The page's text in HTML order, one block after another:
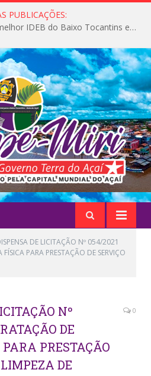
PUBLICAÇÕES:
Igarapé-Miri conquista o melhor IDEB do Baixo Tocantins e avança na qualidade da educação pública
DE LICITAÇÃO Nº 054/2021
PARA PRESTAÇÃO DE SERVIÇO
Nº
DE
PRESTAÇÃO
DE
0